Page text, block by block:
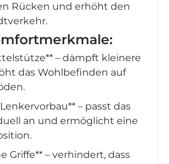
Rücken und erhöht den
– dämpft kleinere
das Wohlbefinden auf
– passt das
an und ermöglicht eine
Griffe** – verhindert, dass